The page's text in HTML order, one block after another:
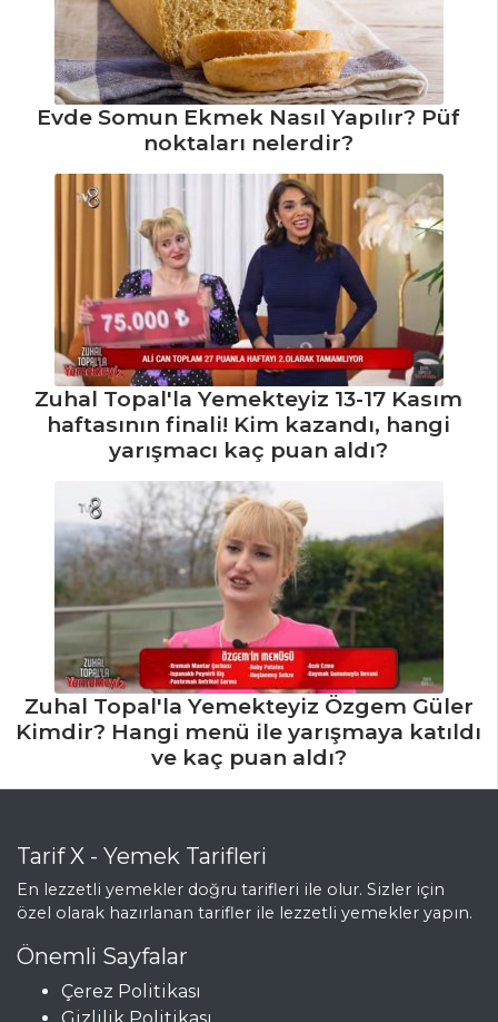
Evde Somun Ekmek Nasıl Yapılır? Püf
noktaları nelerdir?
Zuhal Topal'la Yemekteyiz 13-17 Kasım
haftasının finali! Kim kazandı, hangi
yarışmacı kaç puan aldı?
Zuhal Topal'la Yemekteyiz Özgem Güler
Kimdir? Hangi menü ile yarışmaya katıldı
ve kaç puan aldı?
Tarif X - Yemek Tarifleri
En lezzetli yemekler doğru tarifleri ile olur. Sizler için
özel olarak hazırlanan tarifler ile lezzetli yemekler yapın.
Önemli Sayfalar
Çerez Politikası